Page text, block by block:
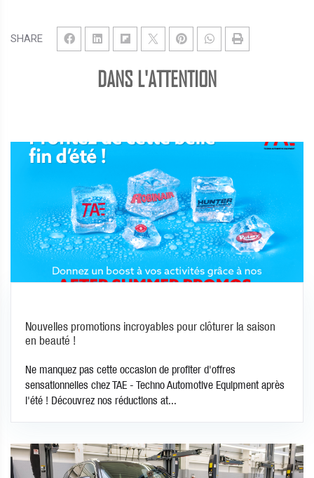
SHARE
DANS L'ATTENTION
Nouvelles promotions incroyables pour clôturer la saison
en beauté !
Ne manquez pas cette occasion de profiter d'offres
sensationnelles chez TAE - Techno Automotive Equipment après
l'été ! Découvrez nos réductions at...